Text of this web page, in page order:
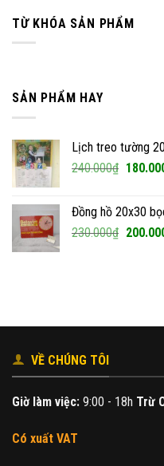
TỪ KHÓA SẢN PHẨM
SẢN PHẨM HAY
Lịch treo tường
240.000₫ Giá
Đồng hồ 20x30
230.000₫ Giá
VỀ CHÚNG TÔI
Giờ làm việc: 9:00 - 18h Trừ
Có xuất VAT